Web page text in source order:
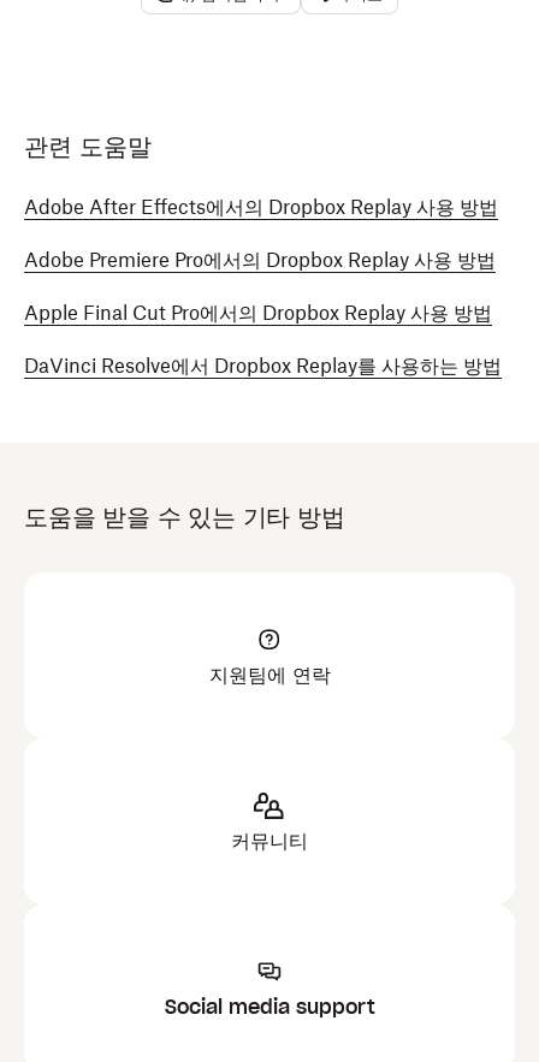
관련 도움말
Adobe After Effects에서의 Dropbox Replay 사용 방법
Adobe Premiere Pro에서의 Dropbox Replay 사용 방법
Apple Final Cut Pro에서의 Dropbox Replay 사용 방법
DaVinci Resolve에서 Dropbox Replay를 사용하는 방법
도움을 받을 수 있는 기타 방법
지원팀에 연락
커뮤니티
Social media support